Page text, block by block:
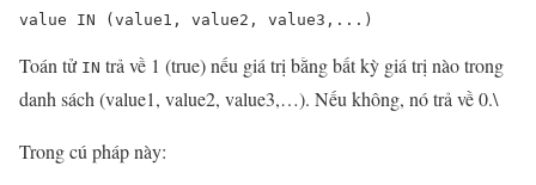
value IN (value1, value2, value3,...)
Toán tử IN trả về 1 (true) nếu giá trị bằng bất kỳ giá trị nào trong
danh sách (value1, value2, value3,…). Nếu không, nó trả về 0.\
Trong cú pháp này: